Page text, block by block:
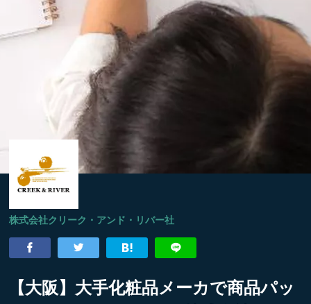
株式会社クリーク・アンド・リバー社
【大阪】大手化粧品メーカで商品パッ